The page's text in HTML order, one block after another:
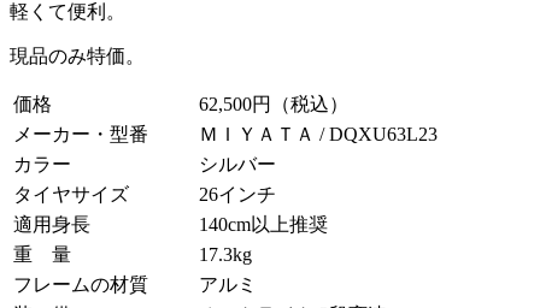
軽くて便利。
現品のみ特価。
価格
62,500円（税込）
メーカー・型番
ＭＩＹＡＴＡ / DQXU63L23
カラー
シルバー
タイヤサイズ
26インチ
適用身長
140cm以上推奨
重 量
17.3kg
フレームの材質
アルミ